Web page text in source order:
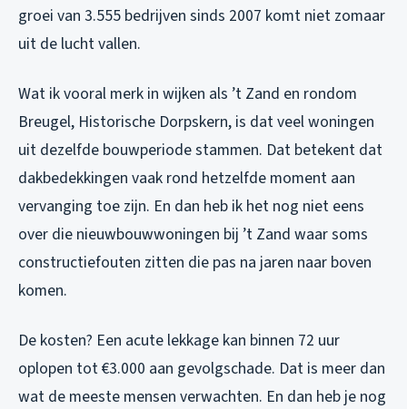
groei van 3.555 bedrijven sinds 2007 komt niet zomaar
uit de lucht vallen.
Wat ik vooral merk in wijken als ’t Zand en rondom
Breugel, Historische Dorpskern, is dat veel woningen
uit dezelfde bouwperiode stammen. Dat betekent dat
dakbedekkingen vaak rond hetzelfde moment aan
vervanging toe zijn. En dan heb ik het nog niet eens
over die nieuwbouwwoningen bij ’t Zand waar soms
constructiefouten zitten die pas na jaren naar boven
komen.
De kosten? Een acute lekkage kan binnen 72 uur
oplopen tot €3.000 aan gevolgschade. Dat is meer dan
wat de meeste mensen verwachten. En dan heb je nog